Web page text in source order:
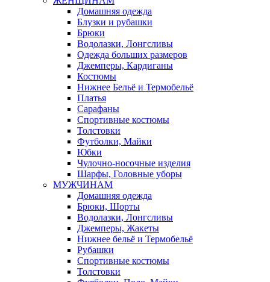
Домашняя одежда
Блузки и рубашки
Брюки
Водолазки, Лонгсливы
Одежда больших размеров
Джемперы, Кардиганы
Костюмы
Нижнее Бельё и Термобельё
Платья
Сарафаны
Спортивные костюмы
Толстовки
Футболки, Майки
Юбки
Чулочно-носочные изделия
Шарфы, Головные уборы
МУЖЧИНАМ
Домашняя одежда
Брюки, Шорты
Водолазки, Лонгсливы
Джемперы, Жакеты
Нижнее бельё и Термобельё
Рубашки
Спортивные костюмы
Толстовки